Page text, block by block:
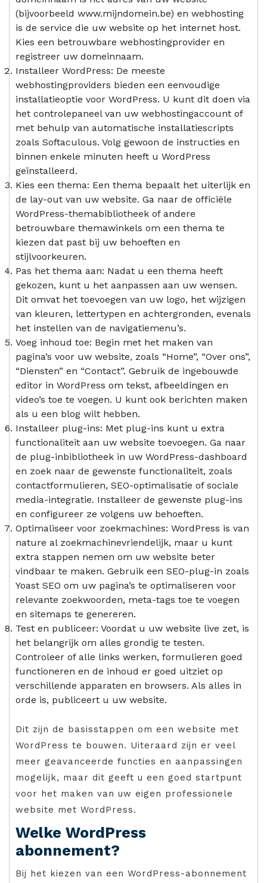
(bijvoorbeeld www.mijndomein.be) en webhosting
is de service die uw website op het internet host.
Kies een betrouwbare webhostingprovider en
registreer uw domeinnaam.
Installeer WordPress: De meeste
webhostingproviders bieden een eenvoudige
installatieoptie voor WordPress. U kunt dit doen via
het controlepaneel van uw webhostingaccount of
met behulp van automatische installatiescripts
zoals Softaculous. Volg gewoon de instructies en
binnen enkele minuten heeft u WordPress
geïnstalleerd.
Kies een thema: Een thema bepaalt het uiterlijk en
de lay-out van uw website. Ga naar de officiële
WordPress-themabibliotheek of andere
betrouwbare themawinkels om een thema te
kiezen dat past bij uw behoeften en
stijlvoorkeuren.
Pas het thema aan: Nadat u een thema heeft
gekozen, kunt u het aanpassen aan uw wensen.
Dit omvat het toevoegen van uw logo, het wijzigen
van kleuren, lettertypen en achtergronden, evenals
het instellen van de navigatiemenu’s.
Voeg inhoud toe: Begin met het maken van
pagina’s voor uw website, zoals “Home”, “Over ons”,
“Diensten” en “Contact”. Gebruik de ingebouwde
editor in WordPress om tekst, afbeeldingen en
video’s toe te voegen. U kunt ook berichten maken
als u een blog wilt hebben.
Installeer plug-ins: Met plug-ins kunt u extra
functionaliteit aan uw website toevoegen. Ga naar
de plug-inbibliotheek in uw WordPress-dashboard
en zoek naar de gewenste functionaliteit, zoals
contactformulieren, SEO-optimalisatie of sociale
media-integratie. Installeer de gewenste plug-ins
en configureer ze volgens uw behoeften.
Optimaliseer voor zoekmachines: WordPress is van
nature al zoekmachinevriendelijk, maar u kunt
extra stappen nemen om uw website beter
vindbaar te maken. Gebruik een SEO-plug-in zoals
Yoast SEO om uw pagina’s te optimaliseren voor
relevante zoekwoorden, meta-tags toe te voegen
en sitemaps te genereren.
Test en publiceer: Voordat u uw website live zet, is
het belangrijk om alles grondig te testen.
Controleer of alle links werken, formulieren goed
functioneren en de inhoud er goed uitziet op
verschillende apparaten en browsers. Als alles in
orde is, publiceert u uw website.
Dit zijn de basisstappen om een website met
WordPress te bouwen. Uiteraard zijn er veel
meer geavanceerde functies en aanpassingen
mogelijk, maar dit geeft u een goed startpunt
voor het maken van uw eigen professionele
website met WordPress.
Welke WordPress
abonnement?
Bij het kiezen van een WordPress-abonnement